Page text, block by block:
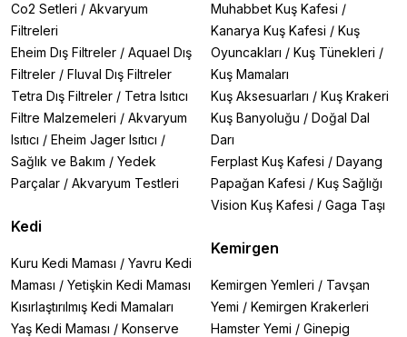
Co2 Setleri / Akvaryum
Filtreleri
Eheim Dış Filtreler / Aquael Dış
Filtreler / Fluval Dış Filtreler
Tetra Dış Filtreler / Tetra Isıtıcı
Filtre Malzemeleri / Akvaryum
Isıtıcı / Eheim Jager Isıtıcı /
Sağlık ve Bakım / Yedek
Parçalar / Akvaryum Testleri
Kedi
Kuru Kedi Maması / Yavru Kedi
Maması / Yetişkin Kedi Maması
Kısırlaştırılmış Kedi Mamaları
Yaş Kedi Maması / Konserve
Muhabbet Kuş Kafesi /
Kanarya Kuş Kafesi / Kuş
Oyuncakları / Kuş Tünekleri /
Kuş Mamaları
Kuş Aksesuarları / Kuş Krakeri
Kuş Banyoluğu / Doğal Dal
Darı
Ferplast Kuş Kafesi / Dayang
Papağan Kafesi / Kuş Sağlığı
Vision Kuş Kafesi / Gaga Taşı
Kemirgen
Kemirgen Yemleri / Tavşan
Yemi / Kemirgen Krakerleri
Hamster Yemi / Ginepig